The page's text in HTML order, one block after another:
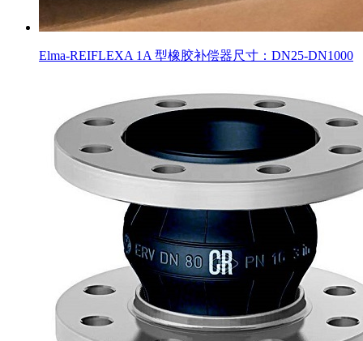
Elma-REIFLEXA 1A 型橡胶补偿器尺寸：DN25-DN1000